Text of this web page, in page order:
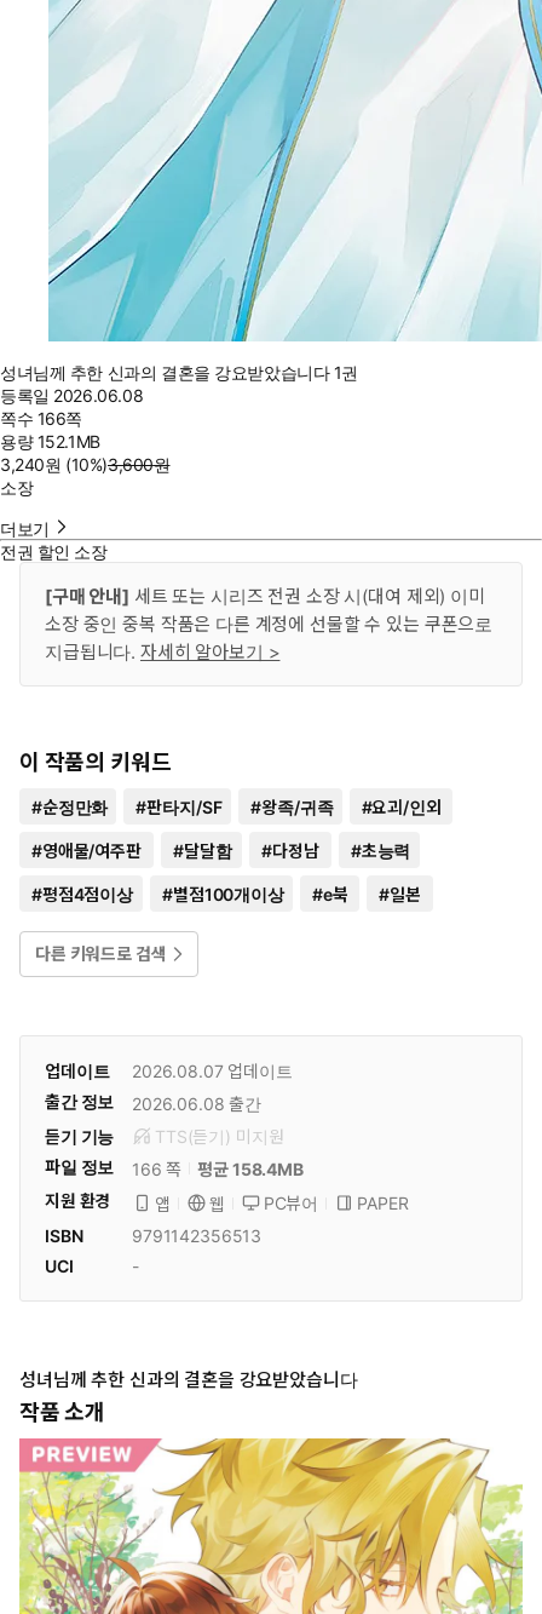
성녀님께 추한 신과의 결혼을 강요받았습니다 1권
등록일 2026.06.08
쪽수 166쪽
용량152.1MB
3,240원 (10%)3,600원
소장
더보기
전권 할인 소장
[구매 안내] 세트 또는 시리즈 전권 소장 시(대여 제외) 이미
소장 중인 중복 작품은 다른 계정에 선물할 수 있는 쿠폰으로
지급됩니다. 자세히 알아보기 >
이 작품의 키워드
#순정만화 #판타지/SF #왕족/귀족 #요괴/인외
#영애물/여주판 #달달함 #다정남 #초능력
#평점4점이상 #별점100개이상 #e북 #일본
다른 키워드로 검색
업데이트 2026.08.07업데이트
출간 정보
2026.06.08 출간
듣기 기능
TTS(듣기) 미 지원
파일 정보
166 쪽
평균 158.4MB
지원 환경
앱 웹 PC뷰어
PAPER
ISBN
9791142356513
UCI
-
성녀님께 추한 신과의 결혼을 강요받았습니다
작품 소개